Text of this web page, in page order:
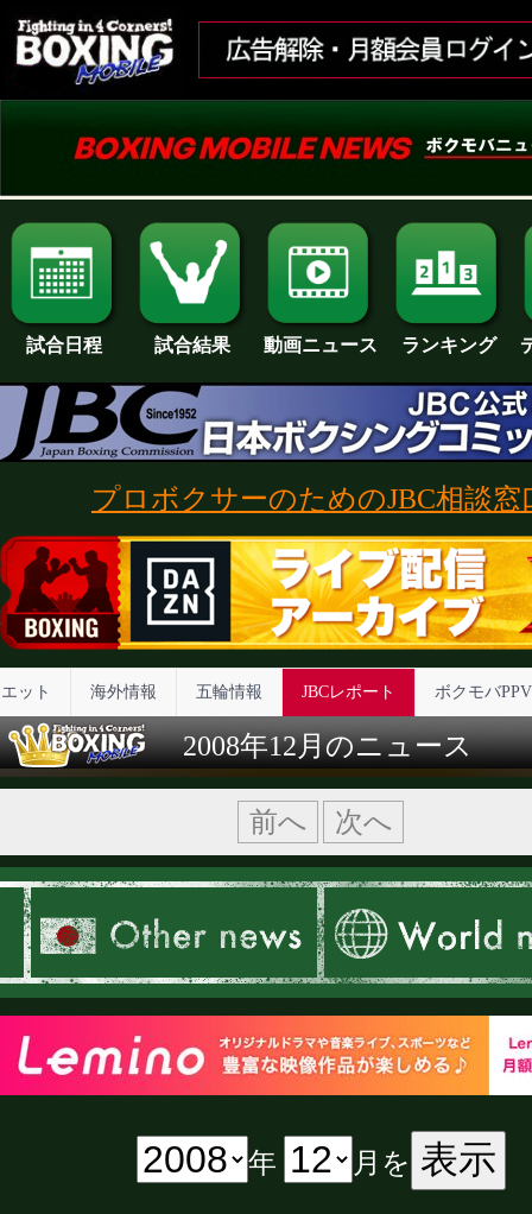
試合日程 試合結果 動画ニュース ランキング
プロボクサーのためのJBC相談窓
ット 海外情報 五輪情報 JBCレポート ボクモバPPV
2008年12月のニュース
前へ 次へ
年 月を 表示